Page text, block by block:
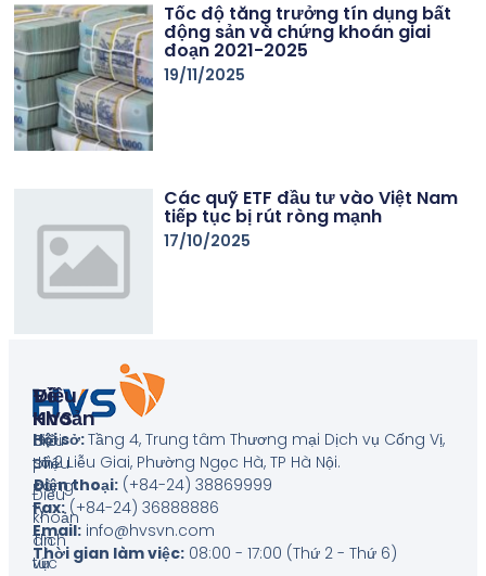
Tốc độ tăng trưởng tín dụng bất
động sản và chứng khoán giai
đoạn 2021-2025
19/11/2025
Các quỹ ETF đầu tư vào Việt Nam
tiếp tục bị rút ròng mạnh
17/10/2025
Hội sở:Tầng 4, Trung tâm Thương mại Dịch vụ Cống Vị,
số 2 Liễu Giai, Phường Ngọc Hà, TP Hà Nội.
Điện thoại:(+84-24) 38869999
Fax:(+84-24) 36888886
Email:info@hvsvn.com
Thời gian làm việc:08:00 - 17:00 (Thứ 2 - Thứ 6)
Về
HVS
Giới
thiệu
công
ty
Tin
tức
Điều
Khoản
Biểu
phí
Điều
khoản
dịch
vụ